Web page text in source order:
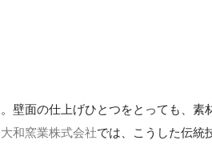
壁面の仕上げひとつをとっても、素
大和窯業株式会社では、こうした伝統